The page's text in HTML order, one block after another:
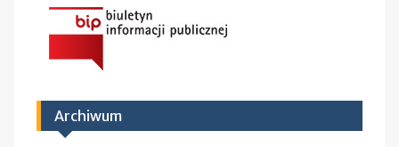
Archiwum